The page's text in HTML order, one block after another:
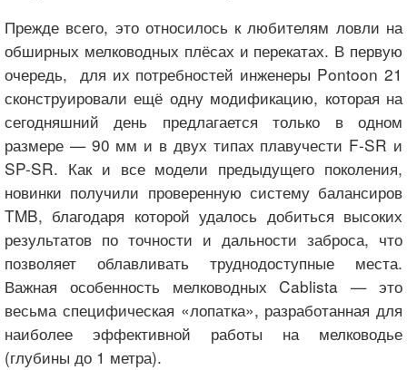
Прежде всего, это относилось к любителям ловли на
обширных мелководных плёсах и перекатах. В первую
очередь, для их потребностей инженеры Pontoon 21
сконструировали ещё одну модификацию, которая на
сегодняшний день предлагается только в одном
размере — 90 мм и в двух типах плавучести F-SR и
SP-SR. Как и все модели предыдущего поколения,
новинки получили проверенную систему балансиров
TMB, благодаря которой удалось добиться высоких
результатов по точности и дальности заброса, что
позволяет облавливать труднодоступные места.
Важная особенность мелководных Cablista — это
весьма специфическая «лопатка», разработанная для
наиболее эффективной работы на мелководье
(глубины до 1 метра).